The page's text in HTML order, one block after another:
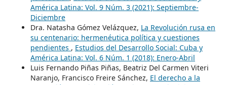
América Latina: Vol. 9 Núm. 3 (2021): Septiembre-
Diciembre
Dra. Natasha Gómez Velázquez, La Revolución rusa en
su centenario: hermenéutica política y cuestiones
pendientes , Estudios del Desarrollo Social: Cuba y
América Latina: Vol. 6 Núm. 1 (2018): Enero-Abril
Luis Fernando Piñas Piñas, Beatriz Del Carmen Viteri
Naranjo, Francisco Freire Sánchez, El derecho a la